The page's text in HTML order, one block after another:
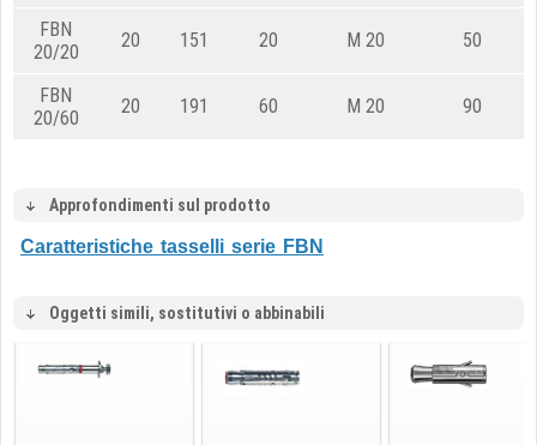
FBN
20/20
20 151 20 M 20 50
FBN
20/60
20 191 60 M 20 90
Approfondimenti sul prodotto
Caratteristiche tasselli serie FBN
Oggetti simili, sostitutivi o abbinabili